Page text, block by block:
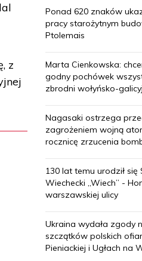
z
Ponad 620 znaków
pracy starożytnym
Ptolemais
Marta Cienkowska:
godny pochówek
zbrodni wołyńsko-
Nagasaki ostrzega
zagrożeniem wojną
rocznicę zrzucenia
130 lat temu urodził się
Wiechecki „Wiech” -
warszawskiej ulicy
Ukraina wydała zgody
szczątków polskich
Pieniackiej i Ugłach na